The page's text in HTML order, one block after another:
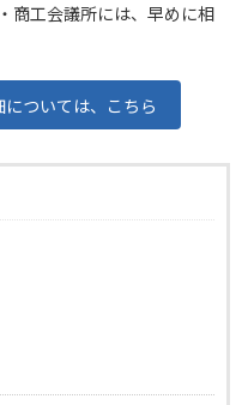
商工会議所には、早めに相
ついては、こちら